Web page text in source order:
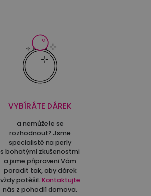
VYBÍRÁTE DÁREK
a nemůžete se
rozhodnout? Jsme
specialisté na perly
s bohatými zkušenostmi
a jsme připraveni Vám
poradit tak, aby dárek
vždy potěšil. Kontaktujte
nás z pohodlí domova.